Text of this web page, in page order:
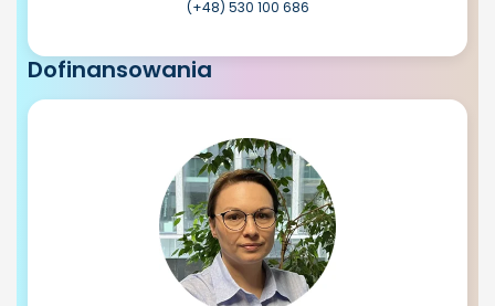
(+48) 530 100 686
Dofinansowania